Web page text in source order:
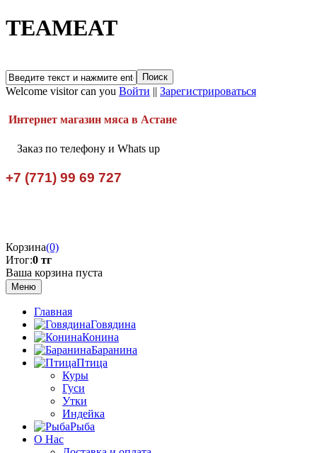
TEAMEAT
Welcome visitor can you Войти || Зарегистрироваться
Интернет магазин мяса в Астане
Заказ по телефону и Whats up
+7 (771) 99 69 727
Корзина(0)
Итог:0 тг
Ваша корзина пуста
Меню
Главная
Говядина
Конина
Баранина
Птица
Куры
Гуси
Утки
Индейка
Рыба
О Нас